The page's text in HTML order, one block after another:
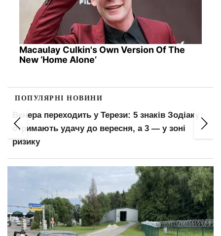
Macaulay Culkin's Own Version Of The
New ‘Home Alone’
ПОПУЛЯРНІ НОВИНИ
Заочники, друга вища, відраховані: хто зі
студентів втрачає відстрочку від мобілізації